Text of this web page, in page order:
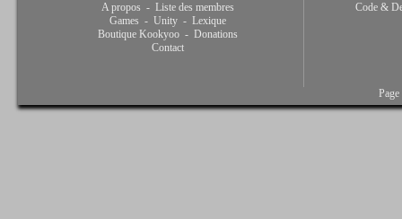
A propos - Liste des membres
Games - Unity - Lexique
Boutique Kookyoo - Donations
Contact
Code &